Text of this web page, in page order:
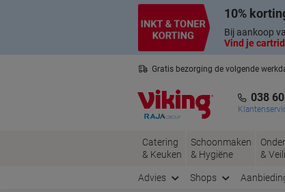
10%
Bij aankoop
Vind je
Gratis bezorging de volgende
038
Catering
& Keuken
Schoonmaken
& Hygiëne
&
Advies Shops